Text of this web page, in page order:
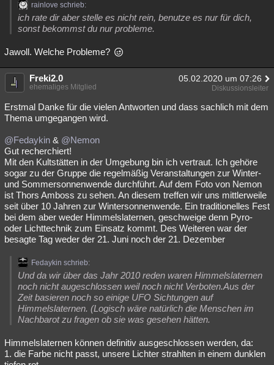
rainlove schrieb:
ich rate dir aber stelle es nicht rein, benutze es nur für dich,
sonst bekommst du nur probleme.
Jawoll. Welche Probleme?
Freki2.0 05.02.2020 um 07:26
ehemaliges Mitglied Diskussionsleiter
Erstmal Danke für die vielen Antworten und dass sachlich mit dem
Thema umgegangen wird.
@Fedaykin & @Nemon
Gut recherchiert!
Mit den Kultstätten in der Umgebung bin ich vertraut. Ich gehöre
sogar zu der Gruppe die regelmäßig Veranstaltungen zur Winter-
und Sommersonnenwende durchführt. Auf dem Foto von Nemon
ist Thors Amboss zu sehen. An diesem treffen wir uns mittlerweile
seit über 10 Jahren zur Wintersonnenwende. Ein traditionelles Fest
bei dem aber weder Himmelslaternen, geschweige denn Pyro-
oder Lichttechnik zum Einsatz kommt. Des Weiteren war der
besagte Tag weder der 21. Juni noch der 21. Dezember
Fedaykin schrieb:
Und da wir über das Jahr 2010 reden waren Himmelslaternen
noch nicht augeschlossen weil noch nicht Verboten.Aus der
Zeit basieren noch so einige UFO Sichtungen auf
Himmelslaternen. (Logisch wäre natürlich die Menschen im
Nachbarot zu fragen ob sie was gesehen hätten.
Himmelslaternen können definitiv ausgeschlossen werden, da:
1. die Farbe nicht passt, unsere Lichter strahlten in einem dunklen